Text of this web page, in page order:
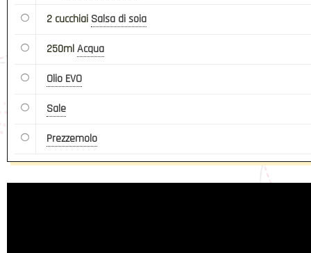
2 cucchiai Salsa di soia
250mlAcqua
Olio EVO
Sale
Prezzemolo